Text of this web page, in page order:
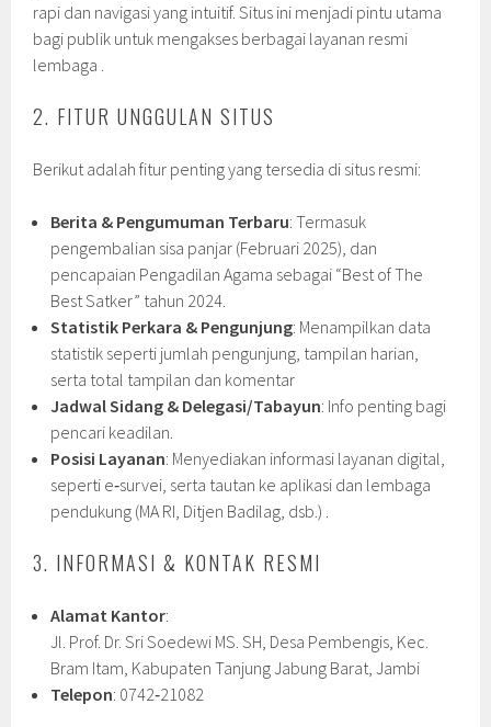
rapi dan navigasi yang intuitif. Situs ini menjadi pintu utama
bagi publik untuk mengakses berbagai layanan resmi
lembaga .
2. FITUR UNGGULAN SITUS
Berikut adalah fitur penting yang tersedia di situs resmi:
Berita & Pengumuman Terbaru: Termasuk
pengembalian sisa panjar (Februari 2025), dan
pencapaian Pengadilan Agama sebagai “Best of The
Best Satker” tahun 2024.
Statistik Perkara & Pengunjung: Menampilkan data
statistik seperti jumlah pengunjung, tampilan harian,
serta total tampilan dan komentar
Jadwal Sidang & Delegasi/Tabayun: Info penting bagi
pencari keadilan.
Posisi Layanan: Menyediakan informasi layanan digital,
seperti e‑survei, serta tautan ke aplikasi dan lembaga
pendukung (MA RI, Ditjen Badilag, dsb.) .
3. INFORMASI & KONTAK RESMI
Alamat Kantor:
Jl. Prof. Dr. Sri Soedewi MS. SH, Desa Pembengis, Kec.
Bram Itam, Kabupaten Tanjung Jabung Barat, Jambi
Telepon: 0742‑21082